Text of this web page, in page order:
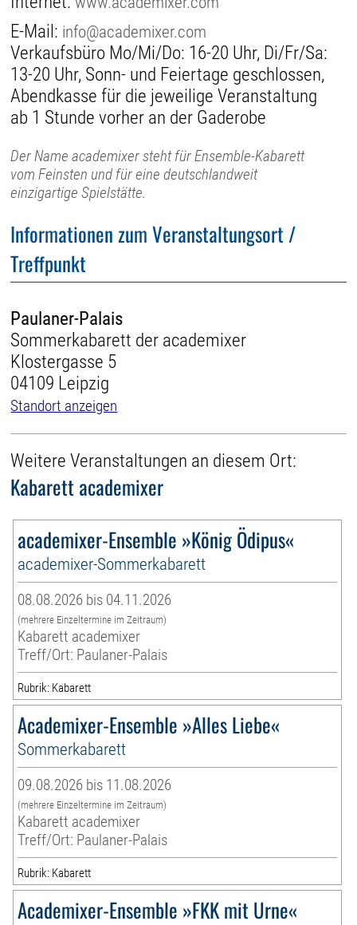
E-Mail: info@academixer.com
Verkaufsbüro Mo/Mi/Do: 16-20 Uhr, Di/Fr/Sa:
13-20 Uhr, Sonn- und Feiertage geschlossen,
Abendkasse für die jeweilige Veranstaltung
ab 1 Stunde vorher an der Gaderobe
Der Name academixer steht für Ensemble-Kabarett
vom Feinsten und für eine deutschlandweit
einzigartige Spielstätte.
Informationen zum Veranstaltungsort /
Treffpunkt
Paulaner-Palais
Sommerkabarett der academixer
Klostergasse 5
04109 Leipzig
Standort anzeigen
Weitere Veranstaltungen an diesem Ort:
Kabarett academixer
academixer-Ensemble »König Ödipus«
academixer-Sommerkabarett
08.08.2026 bis 04.11.2026
(mehrere Einzeltermine im Zeitraum)
Kabarett academixer
Treff/Ort: Paulaner-Palais
Rubrik: Kabarett
Academixer-Ensemble »Alles Liebe«
Sommerkabarett
09.08.2026 bis 11.08.2026
(mehrere Einzeltermine im Zeitraum)
Kabarett academixer
Treff/Ort: Paulaner-Palais
Rubrik: Kabarett
Academixer-Ensemble »FKK mit Urne«